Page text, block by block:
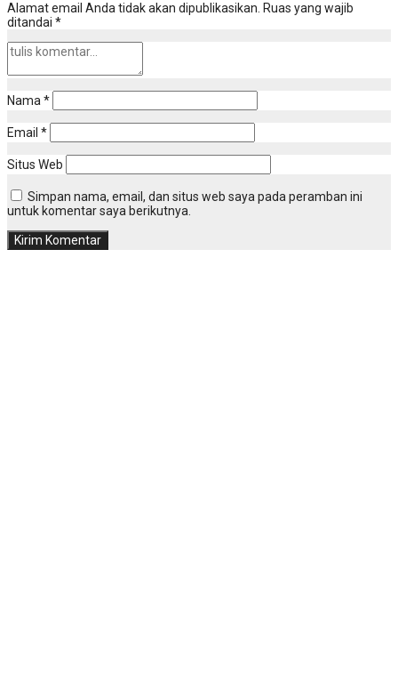
Alamat email Anda tidak akan dipublikasikan. Ruas yang wajib
ditandai *
Nama *
Email *
Situs Web
Simpan nama, email, dan situs web saya pada peramban ini
untuk komentar saya berikutnya.